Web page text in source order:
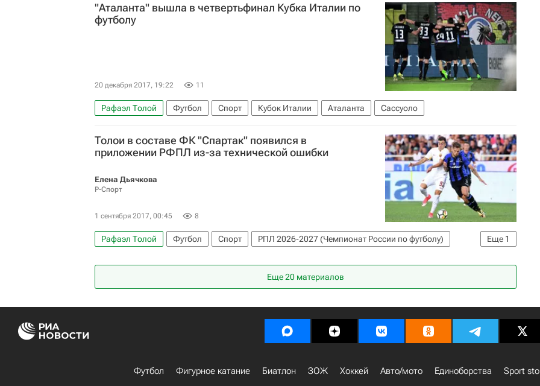
"Аталанта" вышла в четвертьфинал Кубка Италии по
футболу
20 декабря 2017, 19:22 11
Рафаэл Толой Футбол Спорт Кубок Италии Аталанта Сассуоло
Толои в составе ФК "Спартак" появился в
приложении РФПЛ из-за технической ошибки
Елена Дьячкова
Р-Спорт
1 сентября 2017, 00:45 8
Еще 1
Рафаэл Толой Футбол Спорт
РПЛ 2026-2027 (Чемпионат России по футболу)
Еще 20 материалов
Футбол Фигурное катание Биатлон ЗОЖ Хоккей Авто/мото Единоборства
Sport